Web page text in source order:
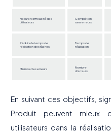
Mesurer l'efficacité des
utilisateurs
Complétion
sans erreurs
Réduire le temps de
réalisation des tâches
Temps de
réalisation
Minimiser les erreurs
Nombre
d'erreurs
En suivant ces objectifs,
Produit peuvent mieux
utilisateurs dans la